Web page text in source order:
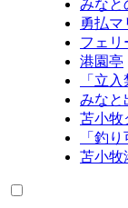
みなと
勇払マ
フェリ
港園亭
「立
みなと
苫小牧
「釣
苫小牧